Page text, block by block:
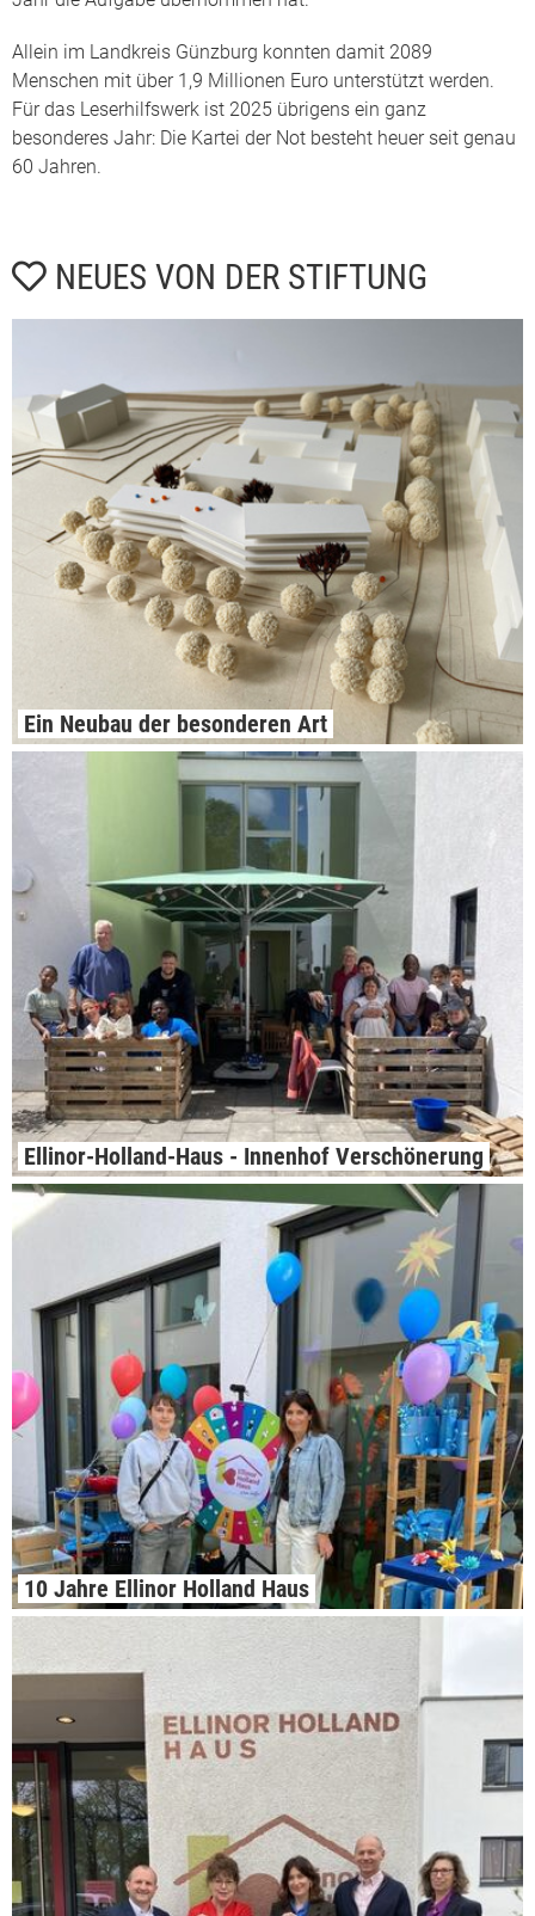
Allein im Landkreis Günzburg konnten damit 2089
Menschen mit über 1,9 Millionen Euro unterstützt werden.
Für das Leserhilfswerk ist 2025 übrigens ein ganz
besonderes Jahr: Die Kartei der Not besteht heuer seit genau
60 Jahren.
NEUES VON DER STIFTUNG
Ein Neubau der besonderen Art
Ellinor-Holland-Haus - Innenhof Verschönerung
10 Jahre Ellinor Holland Haus